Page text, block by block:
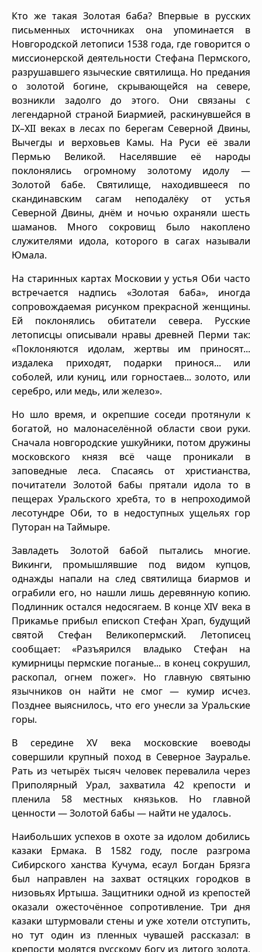
Кто же такая Золотая баба? Впервые в русских
письменных источниках она упоминается в
Новгородской летописи 1538 года, где говорится о
миссионерской деятельности Стефана Пермского,
разрушавшего языческие святилища. Но предания
о золотой богине, скрывающейся на севере,
возникли задолго до этого. Они связаны с
легендарной страной Биармией, раскинувшейся в
IX–XII веках в лесах по берегам Северной Двины,
Вычегды и верховьев Камы. На Руси её звали
Пермью Великой. Населявшие её народы
поклонялись огромному золотому идолу —
Золотой бабе. Святилище, находившееся по
скандинавским сагам неподалёку от устья
Северной Двины, днём и ночью охраняли шесть
шаманов. Много сокровищ было накоплено
служителями идола, которого в сагах называли
Юмала.
На старинных картах Московии у устья Оби часто
встречается надпись «Золотая баба», иногда
сопровождаемая рисунком прекрасной женщины.
Ей поклонялись обитатели севера. Русские
летописцы описывали нравы древней Перми так:
«Поклоняются идолам, жертвы им приносят...
издалека приходят, подарки принося... или
соболей, или куниц, или горностаев... золото, или
серебро, или медь, или железо».
Но шло время, и окрепшие соседи протянули к
богатой, но малонаселённой области свои руки.
Сначала новгородские ушкуйники, потом дружины
московского князя всё чаще проникали в
заповедные леса. Спасаясь от христианства,
почитатели Золотой бабы прятали идола то в
пещерах Уральского хребта, то в непроходимой
лесотундре Оби, то в недоступных ущельях гор
Путоран на Таймыре.
Завладеть Золотой бабой пытались многие.
Викинги, промышлявшие под видом купцов,
однажды напали на след святилища биармов и
ограбили его, но нашли лишь деревянную копию.
Подлинник остался недосягаем. В конце XIV века в
Прикамье прибыл епископ Стефан Храп, будущий
святой Стефан Великопермский. Летописец
сообщает: «Разъярился владыко Стефан на
кумирницы пермские поганые... в конец сокрушил,
раскопал, огнем пожег». Но главную святыню
язычников он найти не смог — кумир исчез.
Позднее выяснилось, что его унесли за Уральские
горы.
В середине XV века московские воеводы
совершили крупный поход в Северное Зауралье.
Рать из четырёх тысяч человек перевалила через
Приполярный Урал, захватила 42 крепости и
пленила 58 местных князьков. Но главной
ценности — Золотой бабы — найти не удалось.
Наибольших успехов в охоте за идолом добились
казаки Ермака. В 1582 году, после разгрома
Сибирского ханства Кучума, есаул Богдан Брязга
был направлен на захват остяцких городков в
низовьях Иртыша. Защитники одной из крепостей
оказали ожесточённое сопротивление. Три дня
казаки штурмовали стены и уже хотели отступить,
но тут один из пленных чувашей рассказал: в
крепости молятся русскому богу из литого золота.